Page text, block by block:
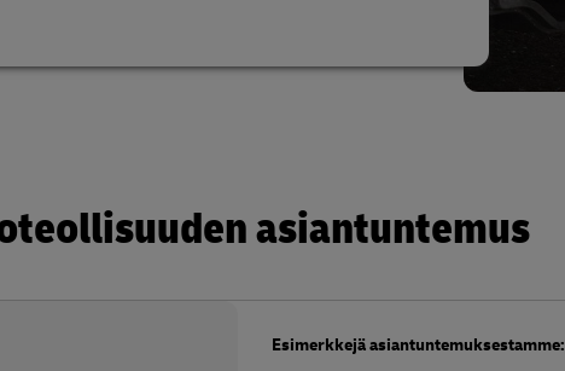
asiantuntemus
Esimerkkejä asiantuntemuksestamme: